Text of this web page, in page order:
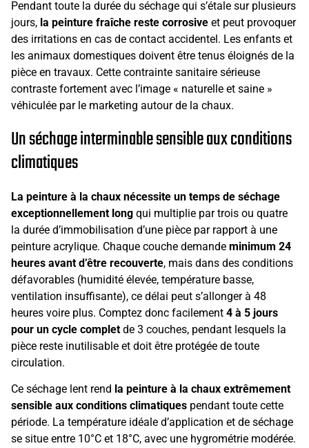
Pendant toute la durée du séchage qui s’étale sur plusieurs
jours, la peinture fraîche reste corrosive et peut provoquer
des irritations en cas de contact accidentel. Les enfants et
les animaux domestiques doivent être tenus éloignés de la
pièce en travaux. Cette contrainte sanitaire sérieuse
contraste fortement avec l’image « naturelle et saine »
véhiculée par le marketing autour de la chaux.
Un séchage interminable sensible aux conditions
climatiques
La peinture à la chaux nécessite un temps de séchage
exceptionnellement long qui multiplie par trois ou quatre
la durée d’immobilisation d’une pièce par rapport à une
peinture acrylique. Chaque couche demande minimum 24
heures avant d’être recouverte, mais dans des conditions
défavorables (humidité élevée, température basse,
ventilation insuffisante), ce délai peut s’allonger à 48
heures voire plus. Comptez donc facilement 4 à 5 jours
pour un cycle complet de 3 couches, pendant lesquels la
pièce reste inutilisable et doit être protégée de toute
circulation.
Ce séchage lent rend la peinture à la chaux extrêmement
sensible aux conditions climatiques pendant toute cette
période. La température idéale d’application et de séchage
se situe entre 10°C et 18°C, avec une hygrométrie modérée.